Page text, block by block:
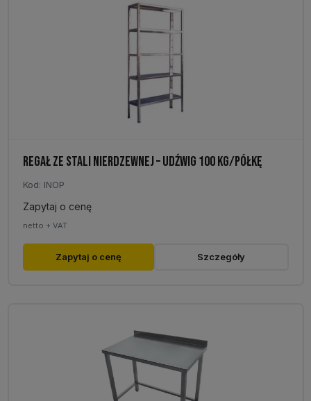
REGAŁ ZE STALI NIERDZEWNEJ – UDŹWIG 100 KG/PÓŁKĘ
Kod: INOP
Zapytaj o cenę
netto + VAT
Zapytaj o cenę Szczegóły